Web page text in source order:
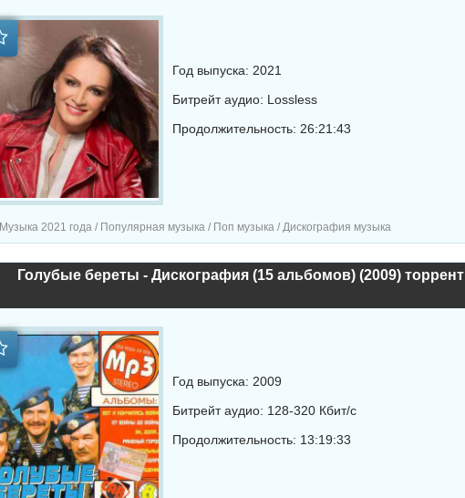
Год выпуска: 2021
Битрейт аудио: Lossless
Продолжительность: 26:21:43
Музыка 2021 года / Популярная музыка / Поп музыка / Дискография музыка
Голубые береты - Дискография (15 альбомов) (2009) торрент
Год выпуска: 2009
Битрейт аудио: 128-320 Кбит/с
Продолжительность: 13:19:33